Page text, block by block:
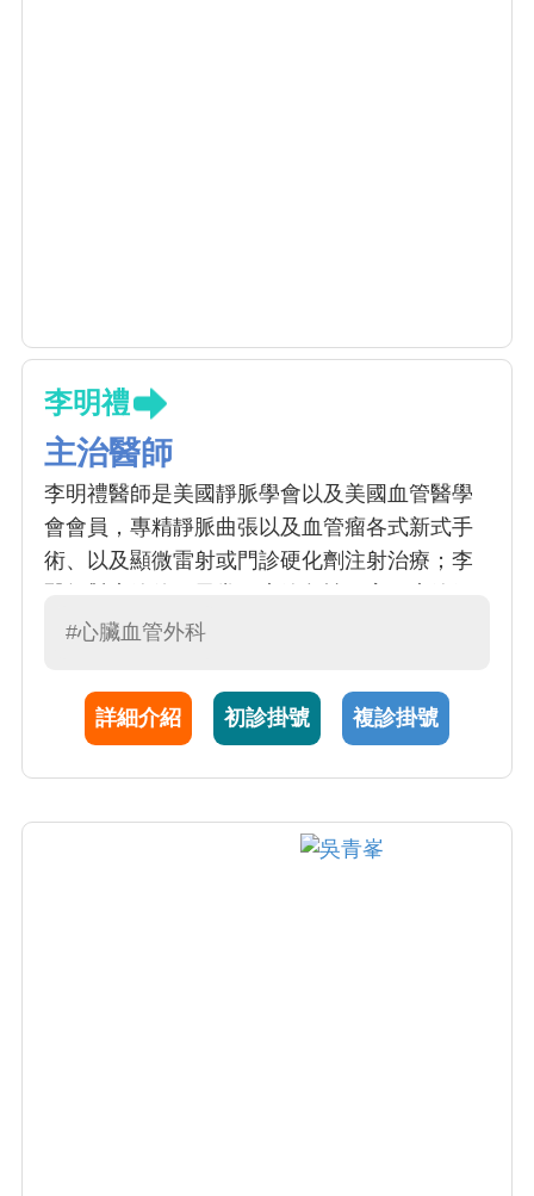
李明禮
主治醫師
李明禮醫師是美國靜脈學會以及美國血管醫學
會會員，專精靜脈曲張以及血管瘤各式新式手
術、以及顯微雷射或門診硬化劑注射治療；李
球擴張處理有獨到治療方式。李醫師在周邊動
傷口處理都有多年經驗。
#心臟血管外科
詳細介紹 初診掛號 複診掛號